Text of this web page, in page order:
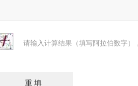
请输入计算结果（填写阿拉伯数字）